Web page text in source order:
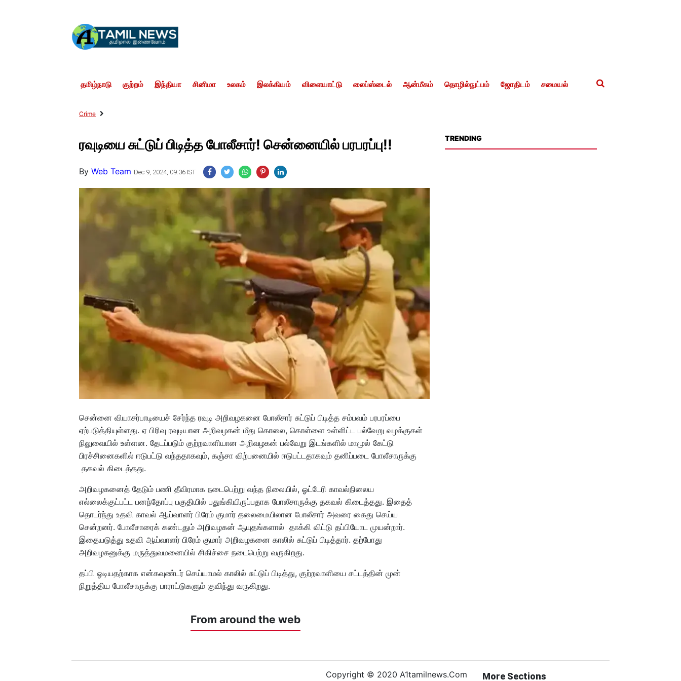
தமிழ்நாடு குற்றம் இந்தியா சினிமா உலகம் இலக்கியம் விளையாட்டு லைப்ஸ்டைல் ஆன்மீகம் தொழில்நுட்பம் ஜோதிடம் சமையல்
Crime
ரவுடியை சுட்டுப் பிடித்த போலீசார்! சென்னையில் பரபரப்பு!!
ByWeb Team Dec 9, 2024, 09:36 IST
சென்னை வியாசர்பாடியைச் சேர்ந்த ரவுடி அறிவழகனை போலீசார் சுட்டுப் பிடித்த சம்பவம் பரபரப்பை
ஏற்படுத்தியுள்ளது. ஏ பிரிவு ரவுடியான அறிவழகன் மீது கொலை, கொள்ளை உள்ளிட்ட பல்வேறு வழக்குகள்
நிலுவையில் உள்ளன. தேடப்படும் குற்றவாளியான அறிவழகன் பல்வேறு இடங்களில் மாமூல் கேட்டு
பிரச்சினைகளில் ஈடுபட்டு வந்ததாகவும், கஞ்சா விற்பனையில் ஈடுபட்டதாகவும் தனிப்படை போலீசாருக்கு
தகவல் கிடைத்தது.
அறிவழகனைத் தேடும் பணி தீவிரமாக நடைபெற்று வந்த நிலையில், ஓட்டேரி காவல்நிலைய
எல்லைக்குட்பட்ட பனந்தோப்பு பகுதியில் பதுங்கியிருப்பதாக போலீசாருக்கு தகவல் கிடைத்தது. இதைத்
தொடர்ந்து உதவி காவல் ஆய்வாளர் பிரேம் குமார் தலைமையிலான போலீசார் அவரை கைது செய்ய
சென்றனர். போலீசாரைக் கண்டதும் அறிவழகன் ஆயுதங்களால் தாக்கி விட்டு தப்பியோட முயன்றார்.
இதையடுத்து உதவி ஆய்வாளர் பிரேம் குமார் அறிவழகனை காலில் சுட்டுப் பிடித்தார். தற்போது
அறிவழகனுக்கு மருத்துவமனையில் சிகிச்சை நடைபெற்று வருகிறது.
தப்பி ஓடியதற்காக என்கவுண்டர் செய்யாமல் காலில் சுட்டுப் பிடித்து, குற்றவாளியை சட்டத்தின் முன்
நிறுத்திய போலீசாருக்கு பாராட்டுகளும் குவிந்து வருகிறது.
From around the web
TRENDING
Copyright © 2020 A1tamilnews.Com More Sections